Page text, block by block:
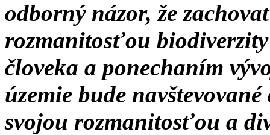
odborný názor, že
rozmanitosťou
človeka a ponechaním
územie bude
svojou rozmanitosťou a